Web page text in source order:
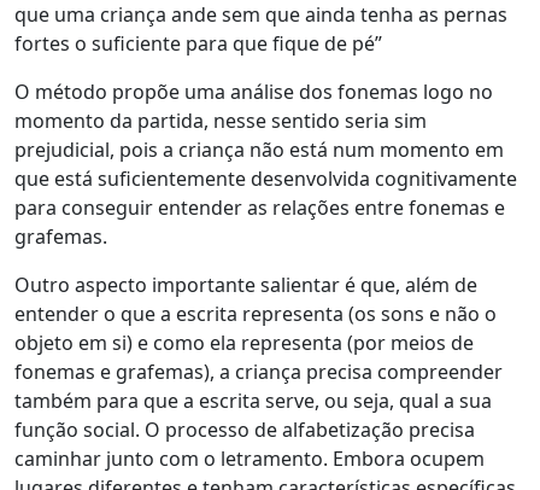
que uma criança ande sem que ainda tenha as pernas
fortes o suficiente para que fique de pé”
O método propõe uma análise dos fonemas logo no
momento da partida, nesse sentido seria sim
prejudicial, pois a criança não está num momento em
que está suficientemente desenvolvida cognitivamente
para conseguir entender as relações entre fonemas e
grafemas.
Outro aspecto importante salientar é que, além de
entender o que a escrita representa (os sons e não o
objeto em si) e como ela representa (por meios de
fonemas e grafemas), a criança precisa compreender
também para que a escrita serve, ou seja, qual a sua
função social. O processo de alfabetização precisa
caminhar junto com o letramento. Embora ocupem